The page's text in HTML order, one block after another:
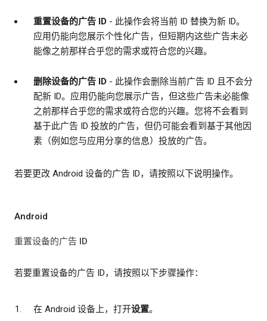
重置设备的广告 ID - 此操作会将当前 ID 替换为新 ID。
应用仍能向您展示个性化广告，但短期内这些广告未必
能像之前那样合乎您的需求或符合您的兴趣。
删除设备的广告 ID - 此操作会删除当前广告 ID 且不会分
配新 ID。应用仍能向您展示广告，但这些广告未必能像
之前那样合乎您的需求或符合您的兴趣。您将不会看到
基于此广告 ID 投放的广告，但仍可能会看到基于其他因
素（例如您与应用分享的信息）投放的广告。
若要更改 Android 设备的广告 ID，请按照以下说明操作。
Android
重置设备的广告 ID
若要重置设备的广告 ID，请按照以下步骤操作：
在 Android 设备上，打开设置。